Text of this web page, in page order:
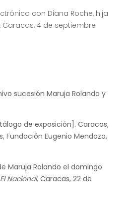
con Diana Roche, hija
Caracas, 4 de septiembre
sucesión Maruja Rolando y
de exposición]. Caracas,
Fundación Eugenio Mendoza,
Maruja Rolando el domingo
El Nacional, Caracas, 22 de